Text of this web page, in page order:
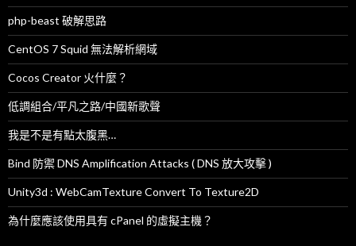
php-beast 破解思路
CentOS 7 Squid 無法解析網域
Cocos Creator 火什麼？
低調組合/平凡之路/中國新歌聲
我是不是有點太腹黑…
Bind 防禦 DNS Amplification Attacks ( DNS 放大攻擊 )
Unity3d : WebCamTexture Convert To Texture2D
為什麼應該使用具有 cPanel 的虛擬主機？